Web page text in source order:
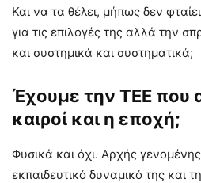
Και να τα θέλει, μήπως δεν
για τις επιλογές της αλλά την
και συστημικά και συστηματικά;
Έχουμε την ΤΕΕ που
καιροί και η εποχή;
Φυσικά και όχι. Αρχής
εκπαιδευτικό δυναμικό της και